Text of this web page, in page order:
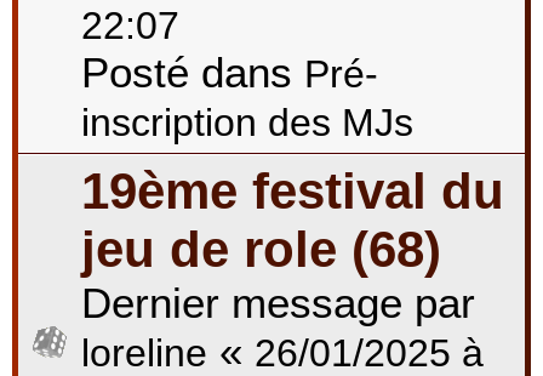
22:07
Posté dans Pré-
inscription des MJs
19ème festival du
jeu de role (68)
Dernier message par
loreline « 26/01/2025 à